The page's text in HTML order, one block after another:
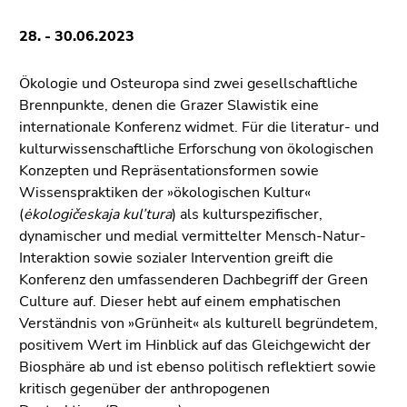
Link.
Zum
Inhalt
(Zugriffstaste
1)
Zur
Positionsanzeige
(Zugriffstaste
2)
Zur
Hauptnavigation
(Zugriffstaste
3)
Zur
Unternavigation
(Zugriffstaste
28. - 30.06.2023
Ökologie und Osteuropa sind zwei gesellschaftliche
Brennpunkte, denen die Grazer Slawistik eine
internationale Konferenz widmet. Für die literatur- und
kulturwissenschaftliche Erforschung von ökologischen
Konzepten und Repräsentationsformen sowie
Wissenspraktiken der »ökologischen Kultur«
(ėkologičeskaja kul’tura) als kulturspezifischer,
dynamischer und medial vermittelter Mensch-Natur-
Interaktion sowie sozialer Intervention greift die
Konferenz den umfassenderen Dachbegriff der Green
Culture auf. Dieser hebt auf einem emphatischen
Verständnis von »Grünheit« als kulturell begründetem,
positivem Wert im Hinblick auf das Gleichgewicht der
Biosphäre ab und ist ebenso politisch reflektiert sowie
kritisch gegenüber der anthropogenen